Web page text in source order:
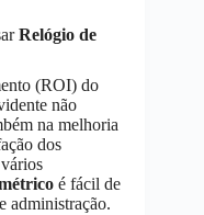
Relógio de
(ROI) do
não
na melhoria
dos
é fácil de
administração.